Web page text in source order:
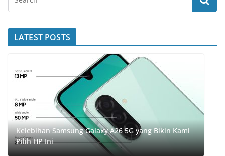
LATEST POSTS
Kelebihan Samsung Galaxy A26 5G yang Bikin Kami
Pilih HP Ini